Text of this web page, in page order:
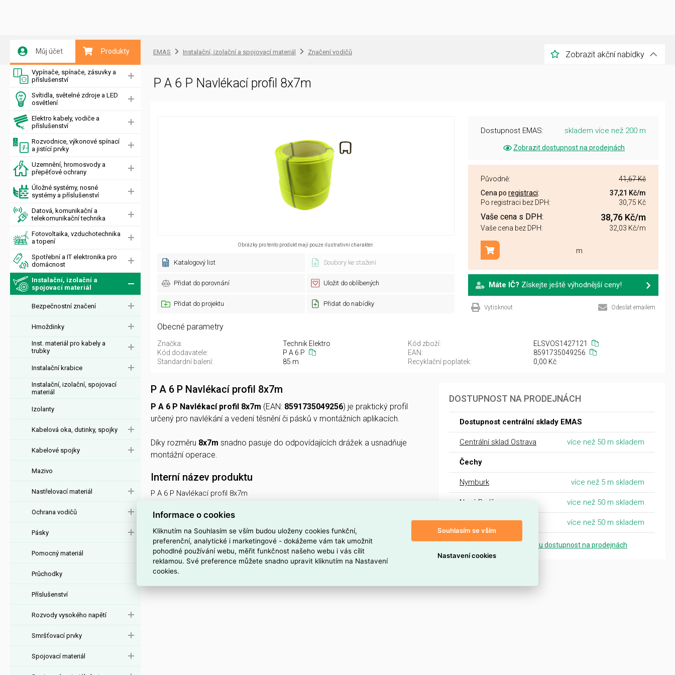
Můj účet Produkty
Vypínače, spínače, zásuvky a
příslušenství
Svítidla, světelné zdroje a LED
osvětlení
Elektro kabely, vodiče a
příslušenství
Rozvodnice, výkonové spínací
a jistící prvky
Uzemnění, hromosvody a
přepěťové ochrany
Úložné systémy, nosné
systémy a příslušenství
Datová, komunikační a
telekomunikační technika
Fotovoltaika, vzduchotechnika
a topení
Spotřební a IT elektronika pro
domácnost
Instalační, izolační a
spojovací materiál
Bezpečnostní značení
Hmoždinky
Inst. materiál pro kabely a
trubky
Instalační krabice
Instalační, izolační, spojovací
materiál
Izolanty
Kabelová oka, dutinky, spojky
Kabelové spojky
Mazivo
Nastřelovací materiál
Ochrana vodičů
Pásky
Pomocný materiál
Průchodky
Příslušenství
Rozvody vysokého napětí
Smršťovací prvky
Spojovací materiál
EMAS Instalační, izolační a spojovací materiál Značení vodičů Zobrazit akční nabídky
P A 6 P Navlékací profil 8x7m
Obrázky pro tento produkt mají pouze ilustrativní charakter.
Katalogový list Soubory ke stažení
Přidat do porovnání Uložit do oblíbených
Přidat do projektu Přidat do nabídky
Dostupnost EMAS: skladem více než 200 m
Zobrazit dostupnost na prodejnách
Původně:
41,67 Kč
Cena po registraci: 37,21 Kč/m
Po registraci bez DPH:
30,75 Kč
Vaše cena s DPH: 38,76 Kč/m
Vaše cena bez DPH: 32,03 Kč/m
m
Přidat do košíku
Máte IČ? Získejte ještě výhodnější ceny!
Vytisknout Odeslat emailem
Obecné parametry
Značka: Technik Elektro Kód zboží:
ELSVOS1427121
Kód dodavatele:
P A 6 P EAN:
8591735049256
Standardní balení:
85 m Recyklační poplatek: 0,00 Kč
P A 6 P Navlékací profil 8x7m
P A 6 P Navlékací profil 8x7m (EAN: 8591735049256) je praktický profil
určený pro navlékání a vedení těsnění či pásků v montážních aplikacích.
Díky rozměru 8x7m snadno pasuje do odpovídajících drážek a usnadňuje
montážní operace.
Interní název produktu
P A 6 P Navlékací profil 8x7m
DOSTUPNOST NA PRODEJNÁCH
Dostupnost centrální sklady EMAS
Centrální sklad Ostrava více než 50 m skladem
Čechy
Nymburk více než 5 m skladem
Nový Bydžov více než 50 m skladem
Poděbrady více než 50 m skladem
Zobrazit přesnou dostupnost na prodejnách
Informace o cookies
Kliknutím na Souhlasím se vším budou uloženy cookies funkční,
preferenční, analytické i marketingové - dokážeme vám tak umožnit
pohodlné používání webu, měřit funkčnost našeho webu i vás cílit
reklamou. Své preference můžete snadno upravit kliknutím na Nastavení
cookies.
Souhlasím se vším
Nastavení cookies